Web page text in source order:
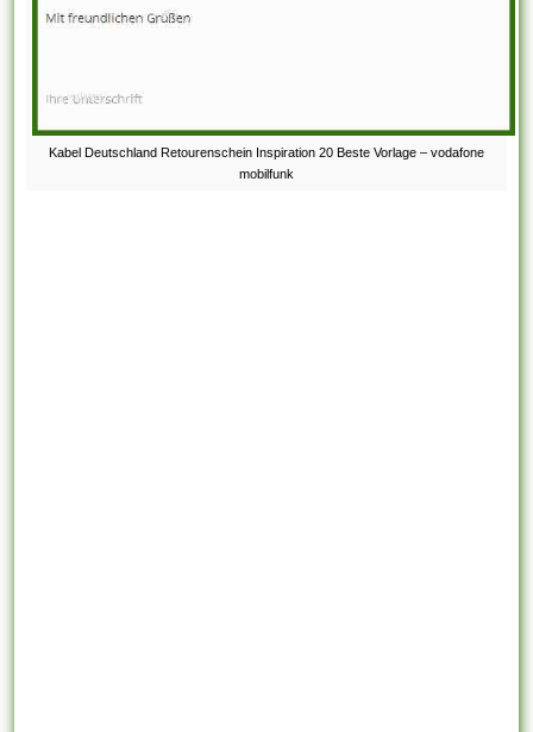
Kabel Deutschland Retourenschein Inspiration 20 Beste Vorlage – vodafone
mobilfunk